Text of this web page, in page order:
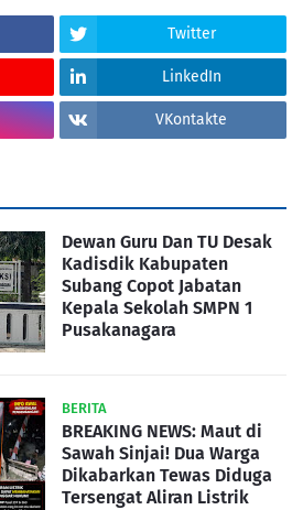
Twitter
LinkedIn
VKontakte
Dewan Guru Dan TU Desak
Kadisdik Kabupaten
Subang Copot Jabatan
Kepala Sekolah SMPN 1
Pusakanagara
BERITA
BREAKING NEWS: Maut di
Sawah Sinjai! Dua Warga
Dikabarkan Tewas Diduga
Tersengat Aliran Listrik